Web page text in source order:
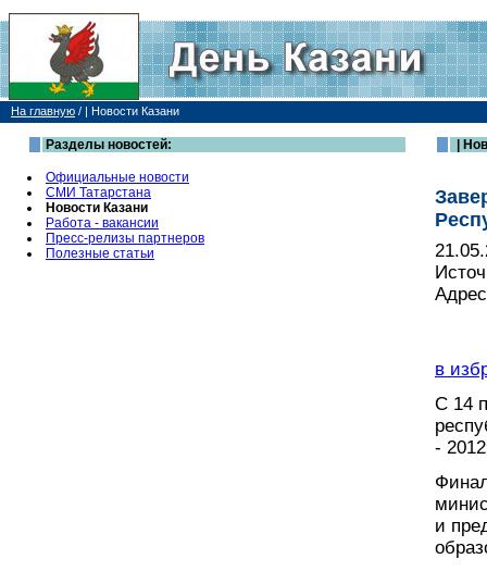
На главную / | Новости Казани
Разделы новостей:
Официальные новости
СМИ Татарстана
Новости Казани
Работа - вакансии
Пресс-релизы партнеров
Полезные статьи
|
в
С 14
-
и